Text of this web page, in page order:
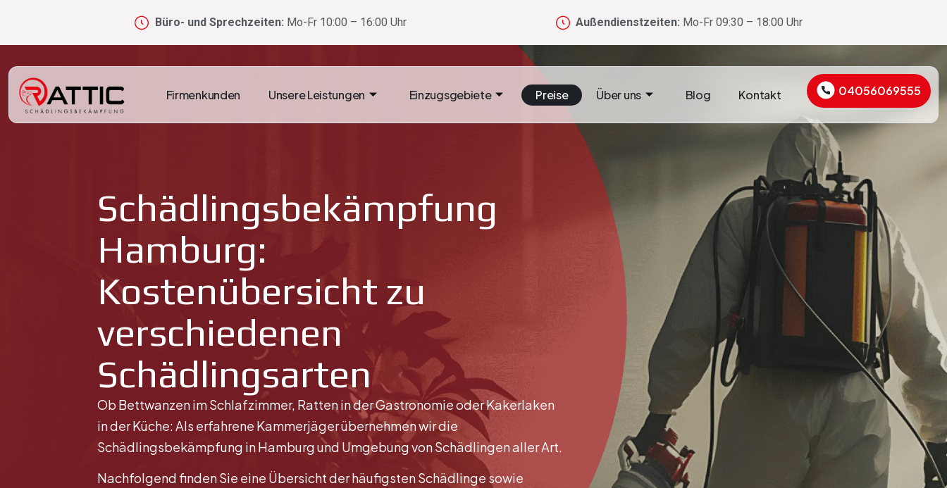
Büro- und Sprechzeiten: Mo-Fr 10:00 – 16:00 Uhr Außendienstzeiten: Mo-Fr 09:30 – 18:00 Uhr
Startseite » Schädlingsbekämpfung Hamburg Kosten
Firmenkunden Unsere Leistungen Einzugsgebiete Preise Über uns Blog Kontakt 04056069555
Schädlingsbekämpfung
Hamburg:
Kostenübersicht zu
verschiedenen
Schädlingsarten
Ob Bettwanzen im Schlafzimmer, Ratten in der Gastronomie oder Kakerlaken
in der Küche: Als erfahrene Kammerjäger übernehmen wir die
Schädlingsbekämpfung in Hamburg und Umgebung von Schädlingen aller Art.
Nachfolgend finden Sie eine Übersicht der häufigsten Schädlinge sowie